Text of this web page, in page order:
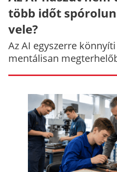
több időt
vele?
Az AI egyszerre
mentálisan